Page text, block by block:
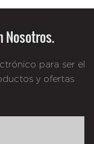
Nosotros.
para ser el
y ofertas